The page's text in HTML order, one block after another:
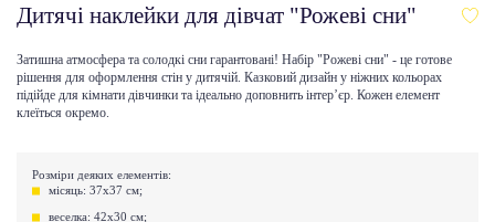
Дитячі наклейки для дівчат "Рожеві сни"
Затишна атмосфера та солодкі сни гарантовані! Набір "Рожеві сни" - це готове
рішення для оформлення стін у дитячій. Казковий дизайн у ніжних кольорах
підійде для кімнати дівчинки та ідеально доповнить інтер’єр. Кожен елемент
клеїться окремо.
Розміри деяких елементів:
місяць: 37х37 см;
веселка: 42х30 см;